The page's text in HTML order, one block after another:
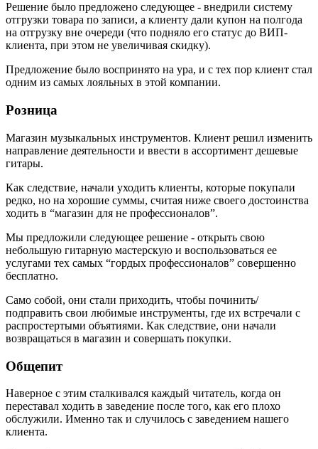
Решение было предложено следующее - внедрили систему
отгрузки товара по записи, а клиенту дали купон на полгода
на отгрузку вне очереди (что подняло его статус до ВИП-
клиента, при этом не увеличивая скидку).
Предложение было воспринято на ура, и с тех пор клиент стал
одним из самых лояльных в этой компании.
Розница
Магазин музыкальных инструментов. Клиент решил изменить
направление деятельности и ввести в ассортимент дешевые
гитары.
Как следствие, начали уходить клиенты, которые покупали
редко, но на хорошие суммы, считая ниже своего достоинства
ходить в “магазин для не профессионалов”.
Мы предложили следующее решение - открыть свою
небольшую гитарную мастерскую и воспользоваться ее
услугами тех самых “гордых профессионалов” совершенно
бесплатно.
Само собой, они стали приходить, чтобы починить/
подправить свои любимые инструменты, где их встречали с
распростертыми объятиями. Как следствие, они начали
возвращаться в магазин и совершать покупки.
Общепит
Наверное с этим сталкивался каждый читатель, когда он
переставал ходить в заведение после того, как его плохо
обслужили. Именно так и случилось с заведением нашего
клиента.